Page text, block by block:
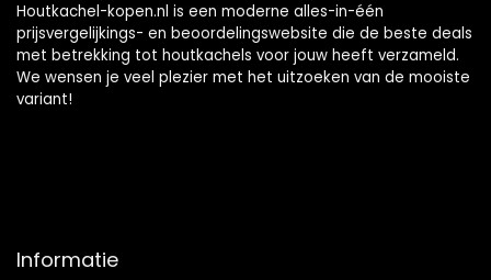
Houtkachel-kopen.nl is een moderne alles-in-één
prijsvergelijkings- en beoordelingswebsite die de beste deals
met betrekking tot houtkachels voor jouw heeft verzameld.
We wensen je veel plezier met het uitzoeken van de mooiste
variant!
Informatie